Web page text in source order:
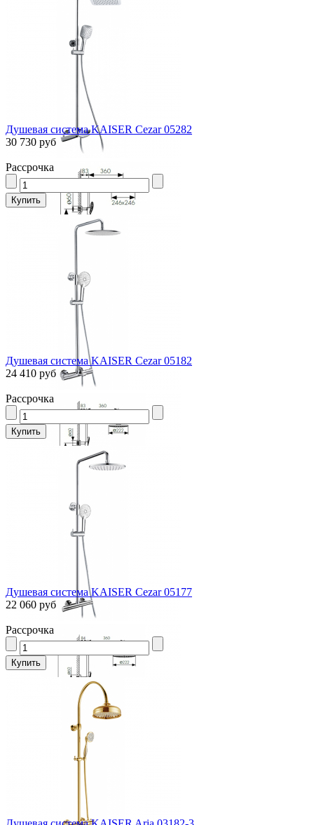
Душевая система KAISER Cezar 05282
30 730 руб
Рассрочка
Душевая система KAISER Cezar 05182
24 410 руб
Рассрочка
Душевая система KAISER Cezar 05177
22 060 руб
Рассрочка